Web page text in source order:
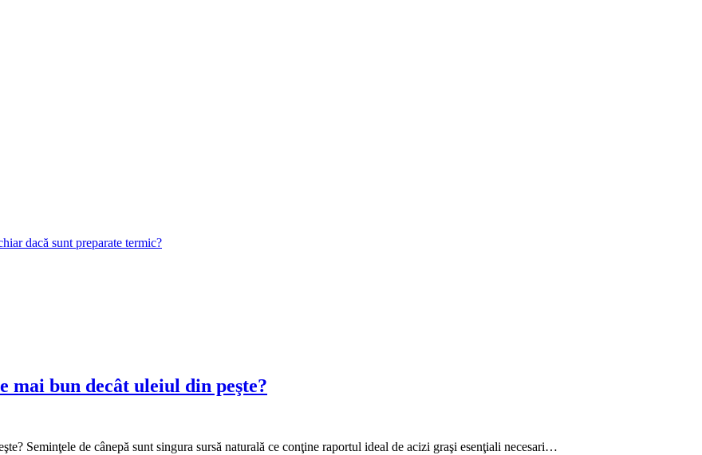
dacă sunt preparate termic?
mai bun decât uleiul din peşte?
Seminţele de cânepă sunt singura sursă naturală ce conţine raportul ideal de acizi graşi esenţiali necesari…